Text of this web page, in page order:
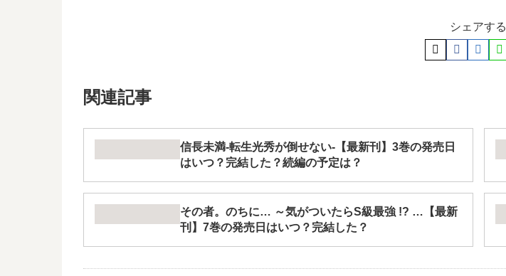
シェアする
関連記事
信長未満-転生光秀が倒せない-【最新刊】3巻の発売日
はいつ？完結した？続編の予定は？
その者。のちに… ～気がついたらS級最強 !? …【最新
刊】7巻の発売日はいつ？完結した？